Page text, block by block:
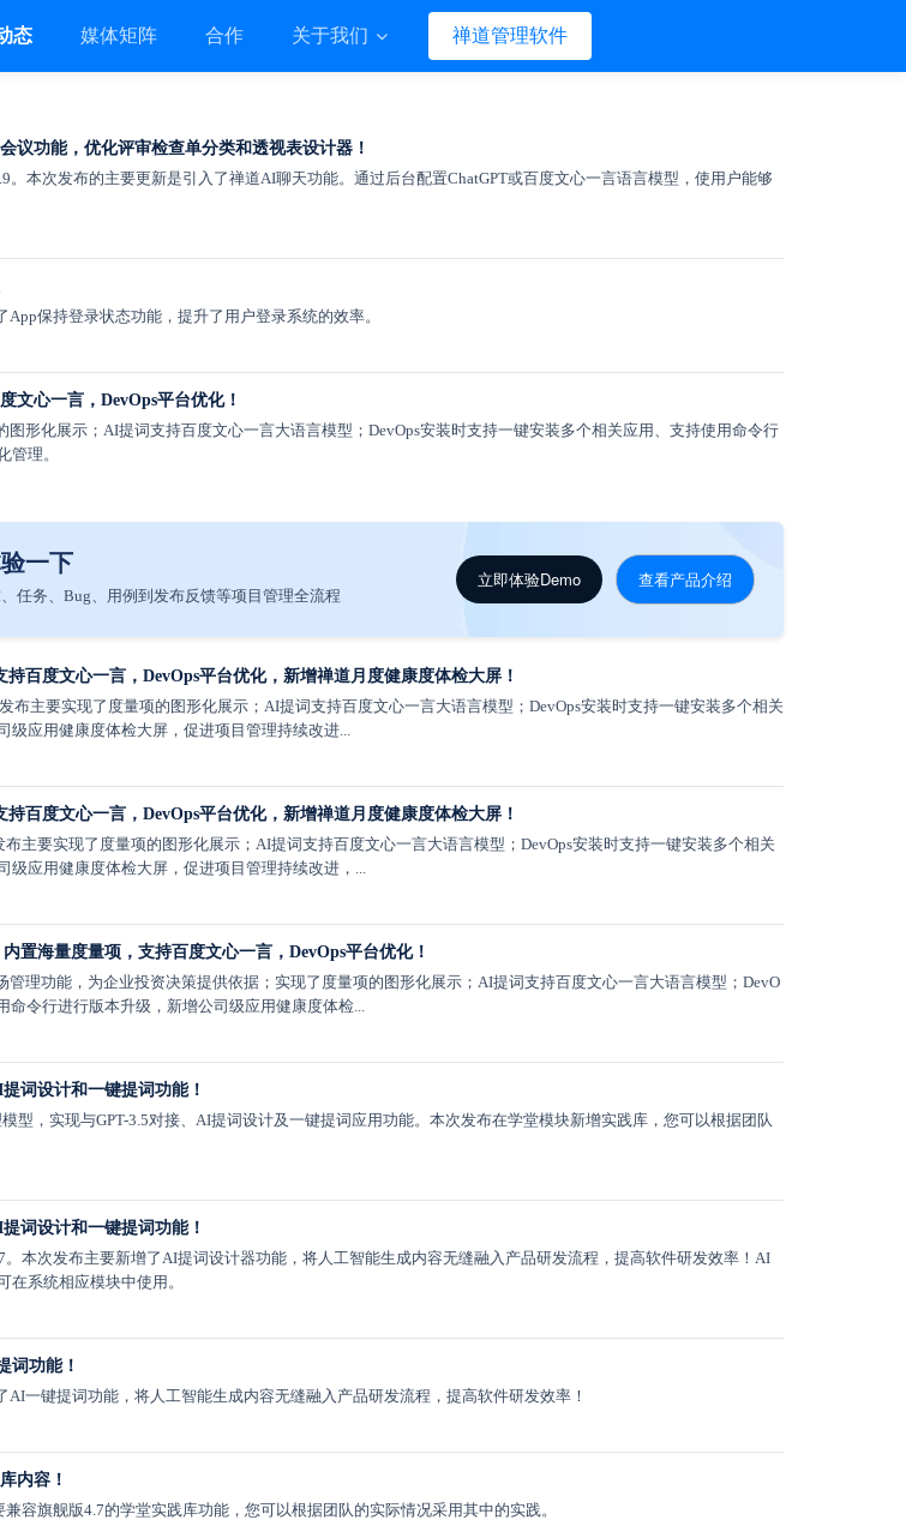
态 媒体矩阵 合作 关于我们 禅道管理软件
议功能，优化评审检查单分类和透视表设计器！
。本次发布的主要更新是引入了禅道AI聊天功能。通过后台配置ChatGPT或百度文心一言语言模型，使用户能够
保持登录状态功能，提升了用户登录系统的效率。
文心一言，DevOps平台优化！
形化展示；AI提词支持百度文心一言大语言模型；DevOps安装时支持一键安装多个相关应用、支持使用命令行
管理。
一下
任务、Bug、用例到发布反馈等项目管理全流程
立即体验Demo 查看产品介绍
百度文心一言，DevOps平台优化，新增禅道月度健康度体检大屏！
布主要实现了度量项的图形化展示；AI提词支持百度文心一言大语言模型；DevOps安装时支持一键安装多个相关
级应用健康度体检大屏，促进项目管理持续改进...
百度文心一言，DevOps平台优化，新增禅道月度健康度体检大屏！
主要实现了度量项的图形化展示；AI提词支持百度文心一言大语言模型；DevOps安装时支持一键安装多个相关
级应用健康度体检大屏，促进项目管理持续改进，...
置海量度量项，支持百度文心一言，DevOps平台优化！
管理功能，为企业投资决策提供依据；实现了度量项的图形化展示；AI提词支持百度文心一言大语言模型；DevO
命令行进行版本升级，新增公司级应用健康度体检...
词设计和一键提词功能！
型，实现与GPT-3.5对接、AI提词设计及一键提词应用功能。本次发布在学堂模块新增实践库，您可以根据团队
词设计和一键提词功能！
本次发布主要新增了AI提词设计器功能，将人工智能生成内容无缝融入产品研发流程，提高软件研发效率！AI
系统相应模块中使用。
词功能！
一键提词功能，将人工智能生成内容无缝融入产品研发流程，提高软件研发效率！
内容！
容旗舰版4.7的学堂实践库功能，您可以根据团队的实际情况采用其中的实践。